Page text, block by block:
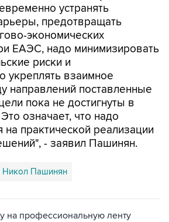
устранять
предотвращать
экономических
ЕАЭС, надо минимизировать
риски и
укреплять взаимное
направлений поставленные
пока не достигнуты в
означает, что надо
на практической реализации
- заявил Пашинян.
Никол Пашинян
на профессиональную ленту